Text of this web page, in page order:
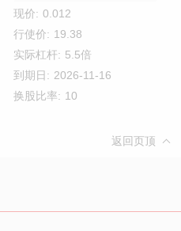
现价: 0.012
行使价: 19.38
实际杠杆: 5.5倍
到期日: 2026-11-16
换股比率: 10
返回页顶